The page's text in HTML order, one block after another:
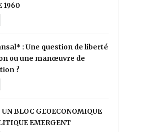
1960
: Une question de liberté
ou une manœuvre de
?
UN BLOC GEOECONOMIQUE
EMERGENT